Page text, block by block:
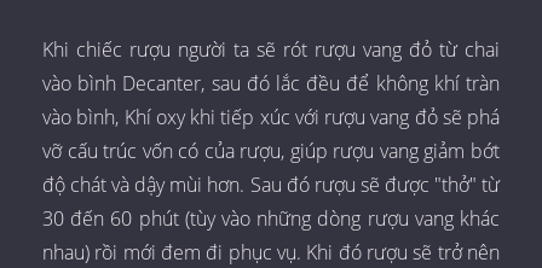
Khi chiếc rượu người ta sẽ rót rượu vang đỏ từ chai
vào bình Decanter, sau đó lắc đều để không khí tràn
vào bình, Khí oxy khi tiếp xúc với rượu vang đỏ sẽ phá
vỡ cấu trúc vốn có của rượu, giúp rượu vang giảm bớt
độ chát và dậy mùi hơn. Sau đó rượu sẽ được "thở" từ
30 đến 60 phút (tùy vào những dòng rượu vang khác
nhau) rồi mới đem đi phục vụ. Khi đó rượu sẽ trở nên